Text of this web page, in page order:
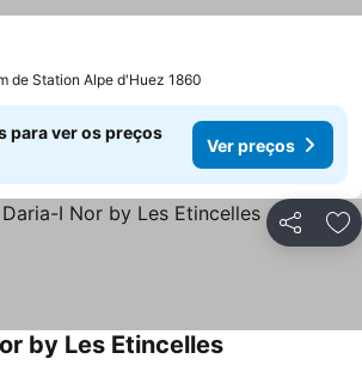
de Station Alpe d'Huez 1860
para ver os preços
Ver preços
Partilhar
by Les Etincelles